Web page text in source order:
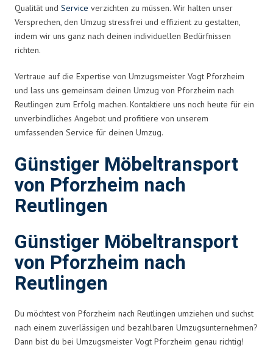
Qualität und Service verzichten zu müssen. Wir halten unser
Versprechen, den Umzug stressfrei und effizient zu gestalten,
indem wir uns ganz nach deinen individuellen Bedürfnissen
richten.
Vertraue auf die Expertise von Umzugsmeister Vogt Pforzheim
und lass uns gemeinsam deinen Umzug von Pforzheim nach
Reutlingen zum Erfolg machen. Kontaktiere uns noch heute für ein
unverbindliches Angebot und profitiere von unserem
umfassenden Service für deinen Umzug.
Günstiger Möbeltransport
von Pforzheim nach
Reutlingen
Günstiger Möbeltransport
von Pforzheim nach
Reutlingen
Du möchtest von Pforzheim nach Reutlingen umziehen und suchst
nach einem zuverlässigen und bezahlbaren Umzugsunternehmen?
Dann bist du bei Umzugsmeister Vogt Pforzheim genau richtig!